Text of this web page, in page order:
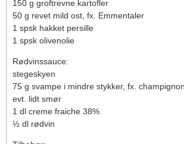
150 g groftrevne kartofler
50 g revet mild ost, fx. Emmentaler
1 spsk hakket persille
1 spsk olivenolie
Rødvinssauce:
stegeskyen
75 g svampe i mindre stykker, fx. champignon
evt. lidt smør
1 dl creme fraiche 38%
½ dl rødvin